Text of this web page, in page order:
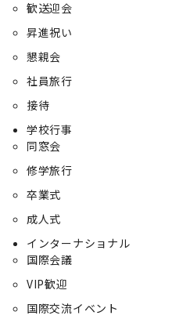
歓送迎会
昇進祝い
懇親会
社員旅行
接待
学校行事
同窓会
修学旅行
卒業式
成人式
インターナショナル
国際会議
VIP歓迎
国際交流イベント